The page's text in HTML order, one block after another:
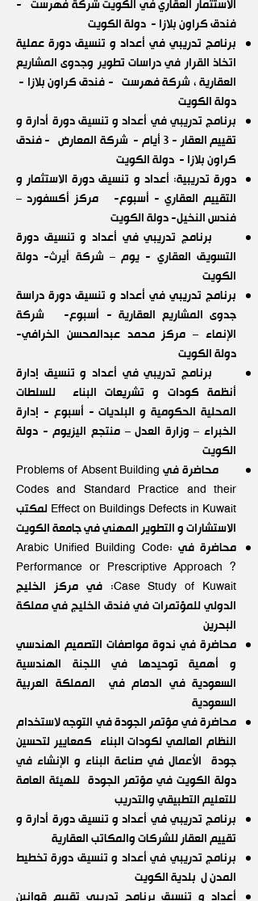
الاستثمار العقاري في الكويت شركة فهرست -
فندق كراون بلازا - دولة الكويت
برنامج تدريبي في أعداد و تنسيق دورة عملية
اتخاذ القرار في دراسات تطوير وجدوى المشاريع
العقارية ، شركة فهرست - فندق كراون بلازا -
دولة الكويت
برنامج تدريبي في أعداد و تنسيق دورة أدارة و
تقييم العقار - 3 أيام - شركة المعارض - فندق
كراون بلازا - دولة الكويت
دورة تدريبية: أعداد و تنسيق دورة الاستثمار و
التقييم العقاري - أسبوع- مركز أكسفورد –
فندس النخيل- دولة الكويت
برنامج تدريبي في أعداد و تنسيق دورة
التسويق العقاري - يوم – شركة أيرث- دولة
الكويت
برنامج تدريبي في أعداد و تنسيق دورة دراسة
جدوى المشاريع العقارية - أسبوع- شركة
الإنماء – مركز محمد عبدالمحسن الخرافي-
دولة الكويت
برنامج تدريبي في أعداد و تنسيق إدارة
أنظمة كودات و تشريعات البناء للسلطات
المحلية الحكومية و البلديات - أسبوع - إدارة
الخبراء – وزارة العدل – منتجع اليزيوم - دولة
الكويت
محاضرة في Problems of Absent Building
Codes and Standard Practice and their
Effect on Buildings Defects in Kuwait لمكتب
الاستشارات و التطوير المهني في جامعة الكويت
محاضرة في Arabic Unified Building Code:
Performance or Prescriptive Approach ?
:Case Study of Kuwait في مركز الخليج
الدولي للمؤتمرات في فندق الخليج في مملكة
البحرين
محاضرة في ندوة مواصفات التصميم الهندسي
و أهمية توحيدها في اللجنة الهندسية
السعودية في الدمام في المملكة العربية
السعودية
محاضرة في مؤتمر الجودة في التوجه لاستخدام
النظام العالمي لكودات البناء كمعايير لتحسين
جودة الأعمال في صناعة البناء و الإنشاء في
دولة الكويت في مؤتمر الجودة للهيئة العامة
للتعليم التطبيقي والتدريب
برنامج تدريبي في أعداد و تنسيق دورة أدارة و
تقييم العقار للشركات والمكاتب العقارية
برنامج تدريبي في أعداد و تنسيق دورة تخطيط
المدن ل بلدية الكويت